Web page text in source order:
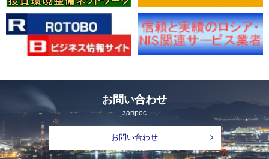
お問い合わせ
запрос
お問い合わせ